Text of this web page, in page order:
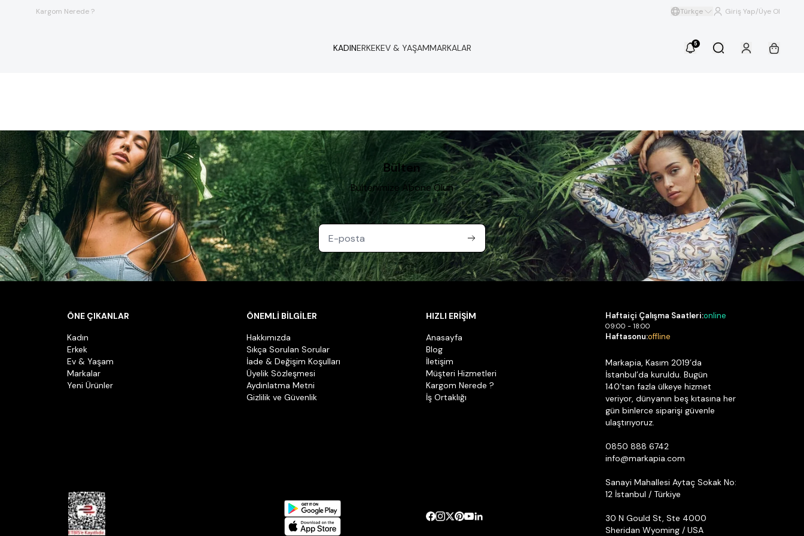
Kargom Nerede ? Türkçe Giriş Yap/Üye Ol
KADINERKEKEV & YAŞAMMARKALAR 5
Bülten
Bültenimize Abone Olun
ÖNE ÇIKANLAR
Kadın
Erkek
Ev & Yaşam
Markalar
Yeni Ürünler
ÖNEMLİ BİLGİLER
Hakkımızda
Sıkça Sorulan Sorular
İade & Değişim Koşulları
Üyelik Sözleşmesi
Aydınlatma Metni
Gizlilik ve Güvenlik
HIZLI ERİŞİM
Anasayfa
Blog
İletişim
Müşteri Hizmetleri
Kargom Nerede ?
İş Ortaklığı
Haftaiçi Çalışma Saatleri:online
09:00 - 18:00
Haftasonu:offline
Markapia, Kasım 2019’da
İstanbul’da kuruldu. Bugün
140’tan fazla ülkeye hizmet
veriyor, dünyanın beş kıtasına her
gün binlerce siparişi güvenle
ulaştırıyoruz.
0850 888 6742
info@markapia.com
Sanayi Mahallesi Aytaç Sokak No:
12 İstanbul / Türkiye
30 N Gould St, Ste 4000
Sheridan Wyoming / USA